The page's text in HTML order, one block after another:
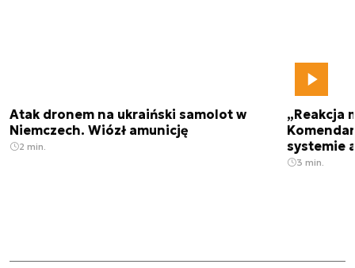
Atak dronem na ukraiński samolot w
Niemczech. Wiózł amunicję
2 min.
„Reakcja
systemie
3 min.